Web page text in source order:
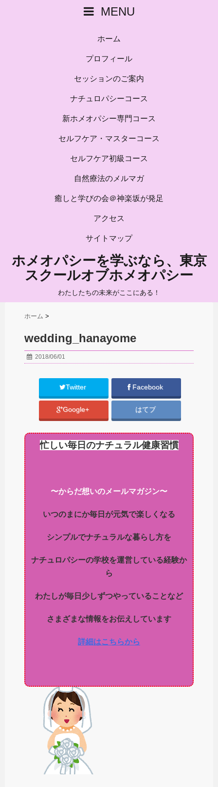
MENU
ホーム
プロフィール
セッションのご案内
ナチュロパシーコース
新ホメオパシー専門コース
セルフケア・マスターコース
セルフケア初級コース
自然療法のメルマガ
癒しと学びの会＠神楽坂が発足
アクセス
サイトマップ
ホメオパシーを学ぶなら、東京
スクールオブホメオパシー
わたしたちの未来がここにある！
ホーム >
wedding_hanayome
2018/06/01
Twitter Facebook
Google+ はてブ
忙しい毎日のナチュラル健康習慣
〜からだ想いのメールマガジン〜
いつのまにか毎日が元気で楽しくなる
シンプルでナチュラルな暮らし方を
ナチュロパシーの学校を運営している経験か
ら
わたしが毎日少しずつやっていることなど
さまざまな情報をお伝えしています
詳細はこちらから